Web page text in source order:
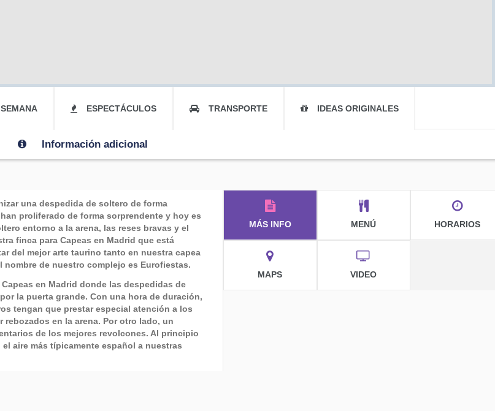
ESPECTÁCULOS TRANSPORTE IDEAS ORIGINALES
Información adicional
MÁS INFO MENÚ HORARIOS
MAPS VIDEO
una despedida de soltero de forma
han proliferado de forma sorprendente y hoy es
entorno a la arena, las reses bravas y el
finca para Capeas en Madrid que está
del mejor arte taurino tanto en nuestra capea
de nuestro complejo es Eurofiestas.
Capeas en Madrid donde las despedidas de
la puerta grande. Con una hora de duración,
tengan que prestar especial atención a los
en la arena. Por otro lado, un
de los mejores revolcones. Al principio
aire más típicamente español a nuestras